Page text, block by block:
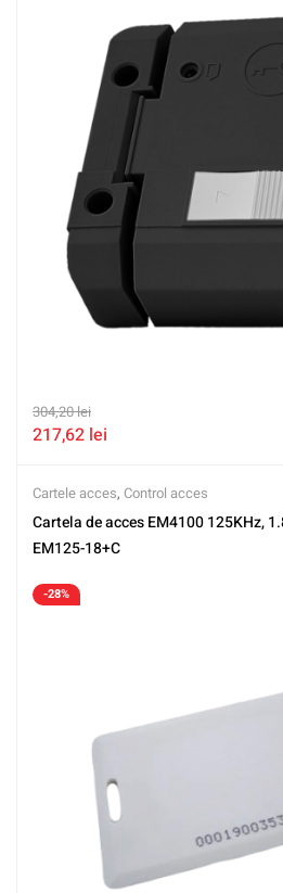
304,20lei
217,62 lei
Cartele acces, Control acces
Cartela de acces EM4100 125KHz,
EM125-18+C
-28%